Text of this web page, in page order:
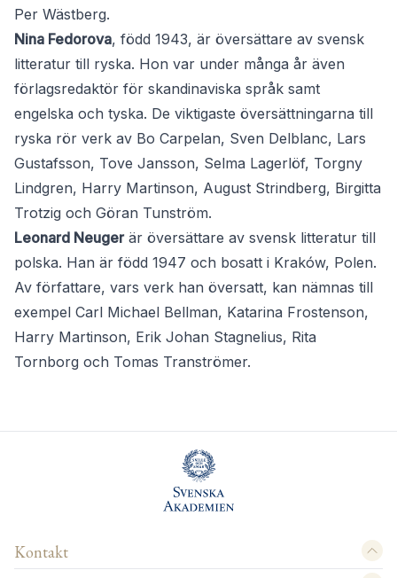
Per Wästberg.
Nina Fedorova, född 1943, är översättare av svensk
litteratur till ryska. Hon var under många år även
förlagsredaktör för skandinaviska språk samt
engelska och tyska. De viktigaste översättningarna till
ryska rör verk av Bo Carpelan, Sven Delblanc, Lars
Gustafsson, Tove Jansson, Selma Lagerlöf, Torgny
Lindgren, Harry Martinson, August Strindberg, Birgitta
Trotzig och Göran Tunström.
Leonard Neugerär översättare av svensk litteratur till
polska. Han är född 1947 och bosatt i Kraków, Polen.
Av författare, vars verk han översatt, kan nämnas till
exempel Carl Michael Bellman, Katarina Frostenson,
Harry Martinson, Erik Johan Stagnelius, Rita
Tornborg och Tomas Tranströmer.
Kontakt